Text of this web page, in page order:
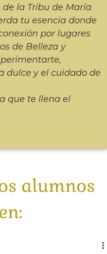
la Tribu de María
tu esencia donde
por lugares
de Belleza y
dulce y el cuidado de
que te llena el
alumnos